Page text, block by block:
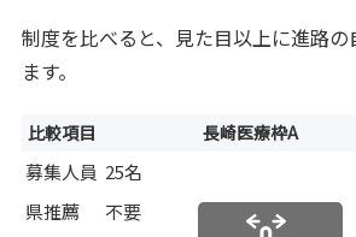
制度を比べると、見た目以上に進路の
ます。
比較項目 長崎医療枠A
募集人員 25名
県推薦
不要